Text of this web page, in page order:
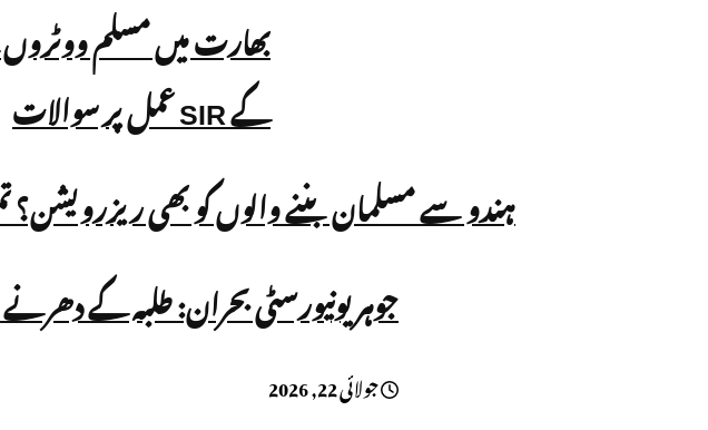
کے SIR عمل پر سوالات
ہندو سے مسلمان بننے والوں کو بھی ریزرویشن؟
جوہر یونیورسٹی بحران: طلبہ کے
جولائی 22, 2026